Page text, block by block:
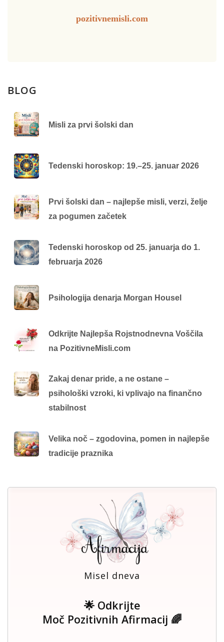
pozitivnemisli.com
BLOG
Misli za prvi šolski dan
Tedenski horoskop: 19.–25. januar 2026
Prvi šolski dan – najlepše misli, verzi, želje
za pogumen začetek
Tedenski horoskop od 25. januarja do 1.
februarja 2026
Psihologija denarja Morgan Housel
Odkrijte Najlepša Rojstnodnevna Voščila
na PozitivneMisli.com
Zakaj denar pride, a ne ostane –
psihološki vzroki, ki vplivajo na finančno
stabilnost
Velika noč – zgodovina, pomen in najlepše
tradicije praznika
Misel dneva
🌟 Odkrijte
Moč Pozitivnih Afirmacij 🌈